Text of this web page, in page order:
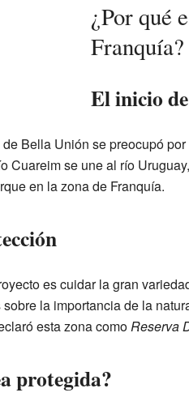
¿Por qué
Franquía?
El inicio
Bella Unión se preocupó
Cuareim se une al río
en la zona de Franquía.
es cuidar la gran
la importancia de la
esta zona comoReserva
protegida?